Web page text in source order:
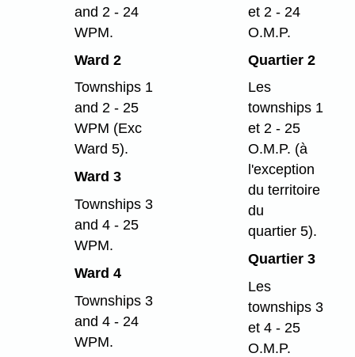
and 2 - 24
WPM.
Ward 2
Townships 1
and 2 - 25
WPM (Exc
Ward 5).
Ward 3
Townships 3
and 4 - 25
WPM.
Ward 4
Townships 3
and 4 - 24
WPM.
et 2 - 24
O.M.P.
Quartier 2
Les
townships 1
et 2 - 25
O.M.P. (à
l'exception
du territoire
du
quartier 5).
Quartier 3
Les
townships 3
et 4 - 25
O.M.P.